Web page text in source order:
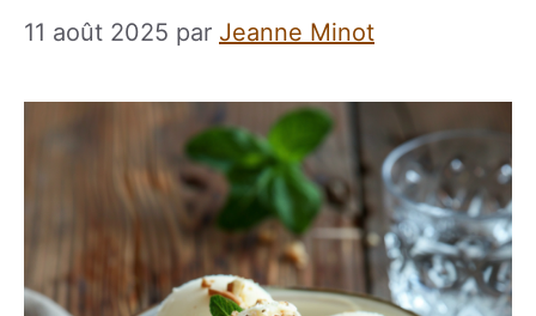
11 août 2025 par Jeanne Minot